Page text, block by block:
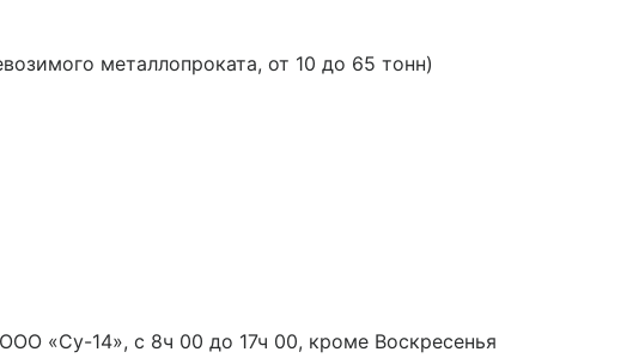
металлопроката, от 10 до 65 тонн)
«Су-14», с 8ч 00 до 17ч 00, кроме Воскресенья